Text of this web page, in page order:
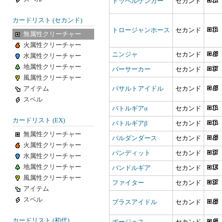
トロージャンホース セカンド
ニンジャ セカンド
バーサーカー セカンド
バサルトアイドル セカンド
バトルギアα セカンド
バトルギアβ セカンド
バルダンダース セカンド
バンディット セカンド
バンドルギア セカンド
ファイター セカンド
ブラスアイドル セカンド
カードリスト (セカンド)
無属性クリーチャー
火属性クリーチャー
水属性クリーチャー
地属性クリーチャー
風属性クリーチャー
アイテム
スペル
カードリスト (EX)
無属性クリーチャー
火属性クリーチャー
水属性クリーチャー
地属性クリーチャー
風属性クリーチャー
アイテム
スペル
カードリスト (初代)